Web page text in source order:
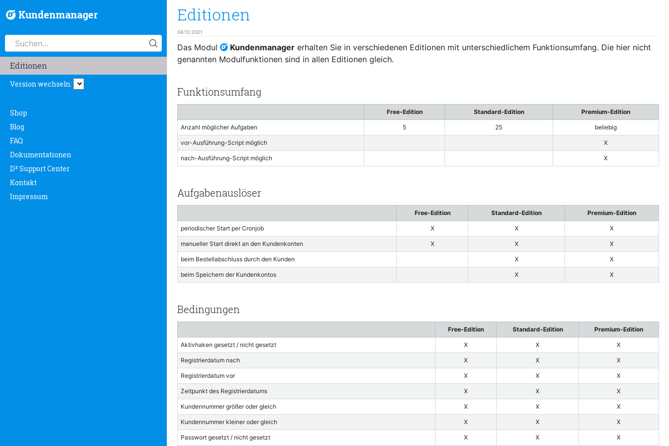
Kundenmanager
Editionen
Version wechseln:
Shop
Blog
FAQ
Dokumentationen
D³ Support Center
Kontakt
Impressum
Editionen
04.10.2021
Das Modul Kundenmanager erhalten Sie in verschiedenen Editionen mit unterschiedlichem Funktionsumfang. Die hier nicht
genannten Modulfunktionen sind in allen Editionen gleich.
Funktionsumfang
Free-Edition Standard-Edition Premium-Edition
Anzahl möglicher Aufgaben 5 25 beliebig
vor-Ausführung-Script möglich X
nach-Ausführung-Script möglich X
Aufgabenauslöser
Free-Edition Standard-Edition Premium-Edition
periodischer Start per Cronjob X X X
manueller Start direkt an den Kundenkonten X X X
beim Bestellabschluss durch den Kunden X X
beim Speichern der Kundenkontos X X
Bedingungen
Free-Edition Standard-Edition Premium-Edition
Aktivhaken gesetzt / nicht gesetzt X X X
Registrierdatum nach X X X
Registrierdatum vor X X X
Zeitpunkt des Registrierdatums X X X
Kundennummer größer oder gleich X X X
Kundennummer kleiner oder gleich X X X
Passwort gesetzt / nicht gesetzt X X X